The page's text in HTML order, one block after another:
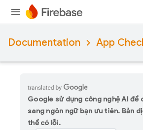
Documentation App
Google sử dụng công nghệ AI để
sang ngôn ngữ bạn ưu tiên. Bản
thể có lỗi.